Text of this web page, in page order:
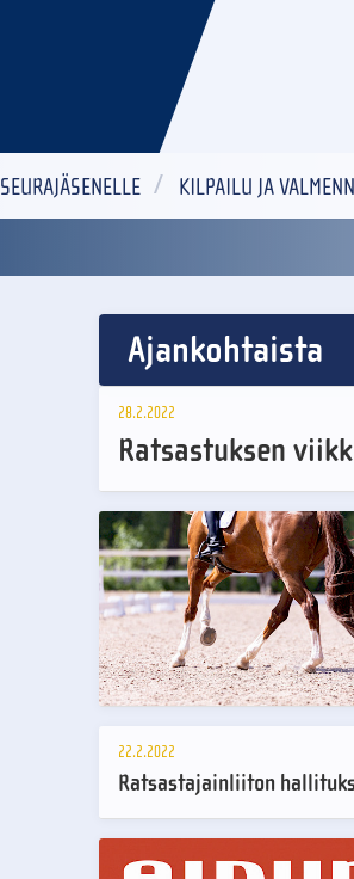
SEURAJÄSENELLE KILPAILU JA
Ajankohtaista
28.2.2022
Ratsastuksen
22.2.2022
Ratsastajainliiton